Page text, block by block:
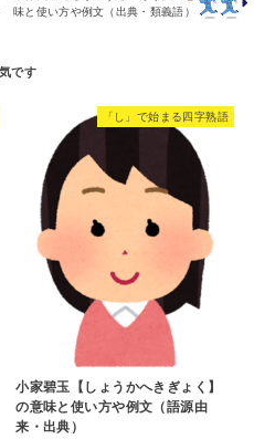
味と使い方や例文（出典・類義語）
「し」で始まる四字熟語
小家碧玉【しょうかへきぎょく】
の意味と使い方や例文（語源由
来・出典）